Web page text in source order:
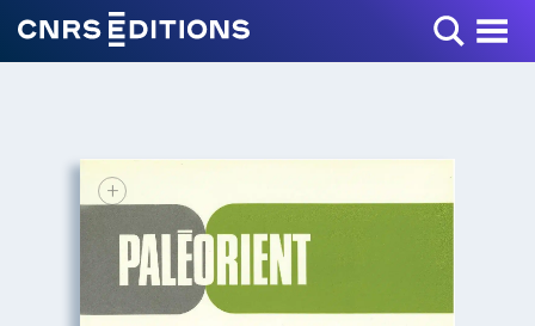
Toggle Menu
+